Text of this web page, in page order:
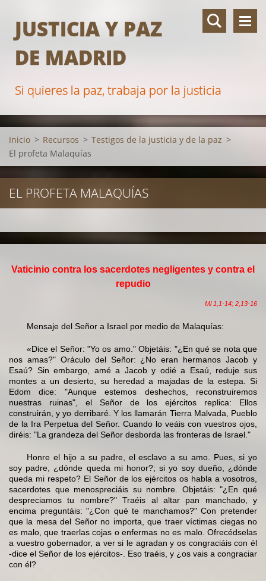
JUSTICIA Y PAZ
DE MADRID
Si quieres la paz, trabaja por la justicia
Inicio > Recursos > Testigos de la justicia y de la paz >
El profeta Malaquías
EL PROFETA MALAQUÍAS
Vaticinio contra los sacerdotes negligentes y contra el
repudio
Ml 1,1-14; 2,13-16
Mensaje del Señor a Israel por medio de Malaquías:
«Dice el Señor: "Yo os amo." Objetáis: "¿En qué se nota que
nos amas?" Oráculo del Señor: ¿No eran hermanos Jacob y
Esaú? Sin embargo, amé a Jacob y odié a Esaú, reduje sus
montes a un desierto, su heredad a majadas de la estepa. Si
Edom dice: "Aunque estemos deshechos, reconstruiremos
nuestras ruinas", el Señor de los ejércitos replica: Ellos
construirán, y yo derribaré. Y los llamarán Tierra Malvada, Pueblo
de la Ira Perpetua del Señor. Cuando lo veáis con vuestros ojos,
diréis: "La grandeza del Señor desborda las fronteras de Israel."
Honre el hijo a su padre, el esclavo a su amo. Pues, si yo
soy padre, ¿dónde queda mi honor?; si yo soy dueño, ¿dónde
queda mi respeto? El Señor de los ejércitos os habla a vosotros,
sacerdotes que menospreciáis su nombre. Objetáis: "¿En qué
despreciamos tu nombre?" Traéis al altar pan manchado, y
encima preguntáis: "¿Con qué te manchamos?" Con pretender
que la mesa del Señor no importa, que traer víctimas ciegas no
es malo, que traerlas cojas o enfermas no es malo. Ofrecédselas
a vuestro gobernador, a ver si le agradan y os congraciáis con él
-dice el Señor de los ejércitos-. Eso traéis, y ¿os vais a congraciar
con él?